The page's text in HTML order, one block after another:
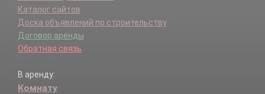
Каталог сайтов
Доска объявлений по строительству
Договор аренды
Обратная связь
В аренду:
Комнату